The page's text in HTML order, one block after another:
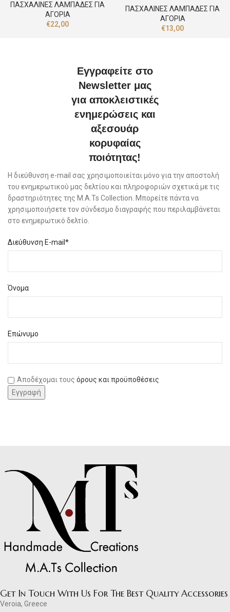
ΠΑΣΧΑΛΙΝΕΣ ΛΑΜΠΑΔΕΣ ΓΙΑ
ΑΓΟΡΙΑ
€22,00
ΠΑΣΧΑΛΙΝΕΣ ΛΑΜΠΑΔΕΣ ΓΙΑ
ΑΓΟΡΙΑ
€13,00
Εγγραφείτε στο
Newsletter μας
για αποκλειστικές
ενημερώσεις και
αξεσουάρ
κορυφαίας
ποιότητας!
Η διεύθυνση e-mail σας χρησιμοποιείται μόνο για την αποστολή
του ενημερωτικού μας δελτίου και πληροφοριών σχετικά με τις
δραστηριότητες της M.A.Ts Collection. Μπορείτε πάντα να
χρησιμοποιήσετε τον σύνδεσμο διαγραφής που περιλαμβάνεται
στο ενημερωτικό δελτίο.
Διεύθυνση E-mail*
Όνομα
Επώνυμο
Αποδέχομαι τους όρους και προϋποθέσεις
Get In Touch With Us For The Best Quality Accessories
Veroia, Greece